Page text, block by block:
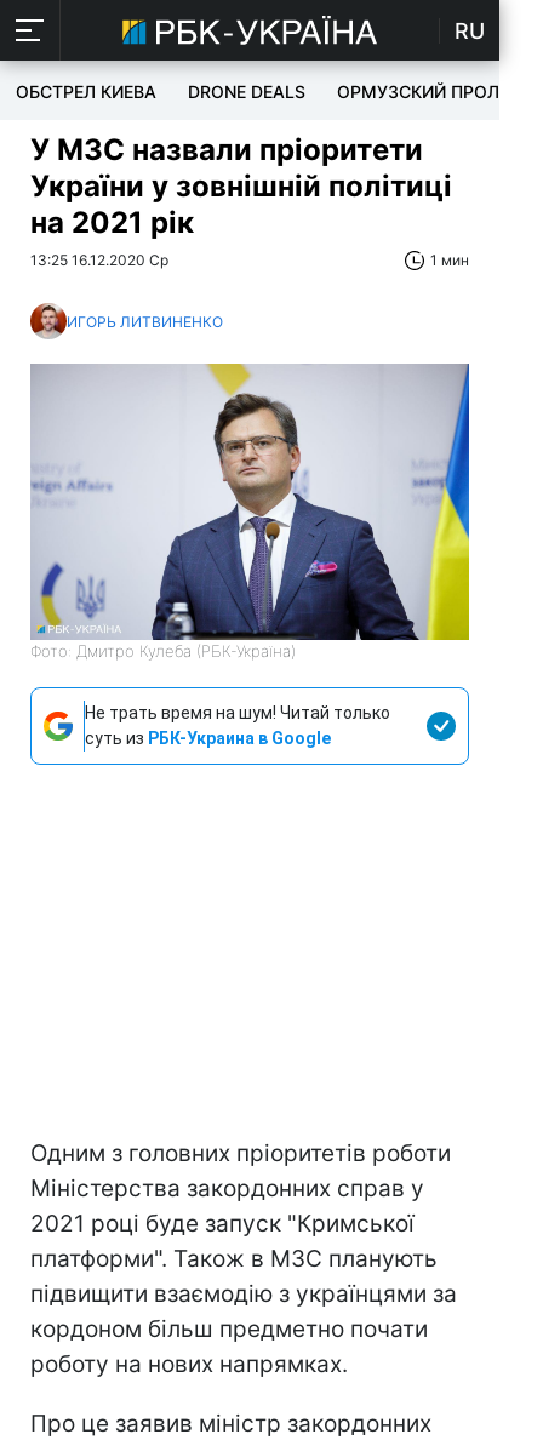
RU
ОБСТРЕЛ КИЕВА DRONE DEALS ОРМУЗСКИЙ ПРОЛИВ
У МЗС назвали пріоритети
України у зовнішній політиці
на 2021 рік
13:25 16.12.2020 Ср 1 мин
ИГОРЬ ЛИТВИНЕНКО
Фото: Дмитро Кулеба (РБК-Україна)
Не трать время на шум! Читай только
суть из РБК-Украина в Google
Одним з головних пріоритетів роботи
Міністерства закордонних справ у
2021 році буде запуск "Кримської
платформи". Також в МЗС планують
підвищити взаємодію з українцями за
кордоном більш предметно почати
роботу на нових напрямках.
Про це заявив міністр закордонних